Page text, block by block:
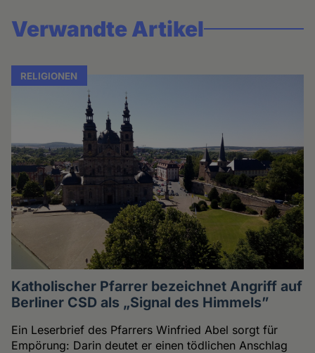
Verwandte Artikel
RELIGIONEN
Katholischer Pfarrer bezeichnet Angriff auf
Berliner CSD als „Signal des Himmels”
Ein Leserbrief des Pfarrers Winfried Abel sorgt für
Empörung: Darin deutet er einen tödlichen Anschlag